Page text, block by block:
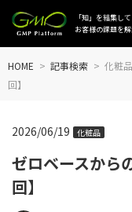
「知」を結集して
お客様の課題を
HOME 記事検索 化粧品
回】
ゼロベースから
回】
2026/06/19 化粧品